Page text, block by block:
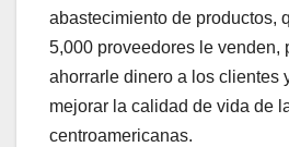
abastecimiento de productos,
5,000 proveedores le venden,
ahorrarle dinero a los clientes
mejorar la calidad de vida de
centroamericanas.